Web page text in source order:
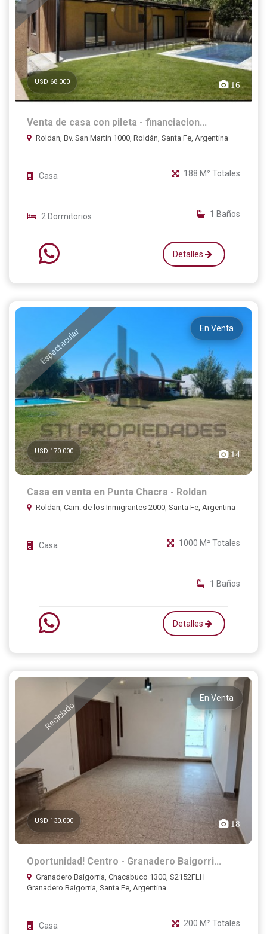
USD 68.000 16
Venta de casa con pileta - financiacion...
Roldan, Bv. San Martín 1000, Roldán, Santa Fe, Argentina
Casa 188 M² Totales
2 Dormitorios 1 Baños
Detalles
Espectacular En Venta
USD 170.000 14
Casa en venta en Punta Chacra - Roldan
Roldan, Cam. de los Inmigrantes 2000, Santa Fe, Argentina
Casa 1000 M² Totales
1 Baños
Detalles
Reciclado
En Venta
USD 130.000 18
Oportunidad! Centro - Granadero Baigorri...
Granadero Baigorria, Chacabuco 1300, S2152FLH
Granadero Baigorria, Santa Fe, Argentina
Casa 200 M² Totales